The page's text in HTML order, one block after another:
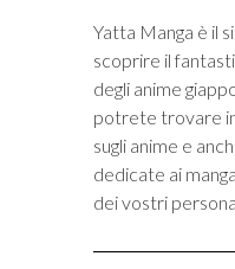
Yatta Manga è il
scoprire il
degli anime
potrete trovare
sugli anime e
dedicate ai
dei vostri